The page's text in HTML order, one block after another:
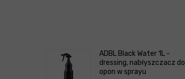
ADBL Black Water 1L -
dressing, nabłyszczacz do
opon w sprayu